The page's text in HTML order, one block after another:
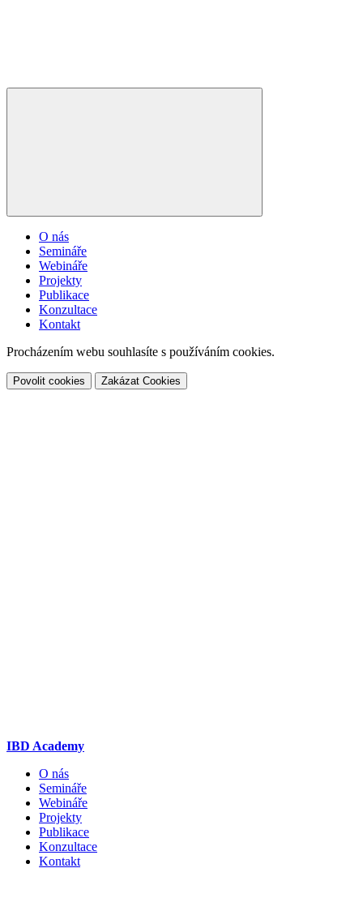
O nás
Semináře
Webináře
Projekty
Publikace
Konzultace
Kontakt
Procházením webu souhlasíte s používáním cookies.
Povolit cookies Zakázat Cookies
IBD Academy
O nás
Semináře
Webináře
Projekty
Publikace
Konzultace
Kontakt